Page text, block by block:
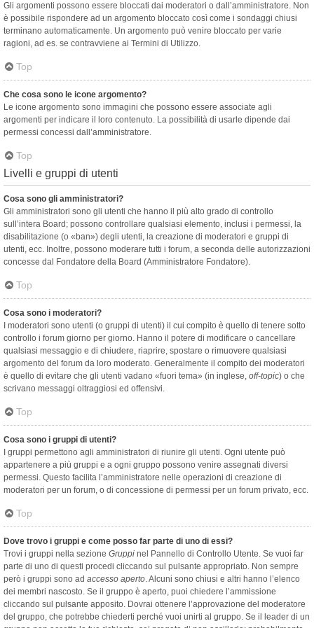
Gli argomenti possono essere bloccati dai moderatori o dall’amministratore. Non
è possibile rispondere ad un argomento bloccato così come i sondaggi chiusi
terminano automaticamente. Un argomento può venire bloccato per varie
ragioni, ad es. se contravviene ai Termini di Utilizzo.
Top
Che cosa sono le icone argomento?
Le icone argomento sono immagini che possono essere associate agli
argomenti per indicare il loro contenuto. La possibilità di usarle dipende dai
permessi concessi dall’amministratore.
Top
Livelli e gruppi di utenti
Cosa sono gli amministratori?
Gli amministratori sono gli utenti che hanno il più alto grado di controllo
sull’intera Board; possono controllare qualsiasi elemento, inclusi i permessi, la
disabilitazione (o «ban») degli utenti, la creazione di moderatori e gruppi di
utenti, ecc. Inoltre, possono moderare tutti i forum, a seconda delle autorizzazioni
concesse dal Fondatore della Board (Amministratore Fondatore).
Top
Cosa sono i moderatori?
I moderatori sono utenti (o gruppi di utenti) il cui compito è quello di tenere sotto
controllo i forum giorno per giorno. Hanno il potere di modificare o cancellare
qualsiasi messaggio e di chiudere, riaprire, spostare o rimuovere qualsiasi
argomento del forum da loro moderato. Generalmente il compito dei moderatori
è quello di evitare che gli utenti vadano «fuori tema» (in inglese, off-topic) o che
scrivano messaggi oltraggiosi ed offensivi.
Top
Cosa sono i gruppi di utenti?
I gruppi permettono agli amministratori di riunire gli utenti. Ogni utente può
appartenere a più gruppi e a ogni gruppo possono venire assegnati diversi
permessi. Questo facilita l’amministratore nelle operazioni di creazione di
moderatori per un forum, o di concessione di permessi per un forum privato, ecc.
Top
Dove trovo i gruppi e come posso far parte di uno di essi?
Trovi i gruppi nella sezione Gruppi nel Pannello di Controllo Utente. Se vuoi far
parte di uno di questi procedi cliccando sul pulsante appropriato. Non sempre
però i gruppi sono ad accesso aperto. Alcuni sono chiusi e altri hanno l’elenco
dei membri nascosto. Se il gruppo è aperto, puoi chiedere l’ammissione
cliccando sul pulsante apposito. Dovrai ottenere l’approvazione del moderatore
del gruppo, che potrebbe chiederti perché vuoi unirti al gruppo. Se il leader di un